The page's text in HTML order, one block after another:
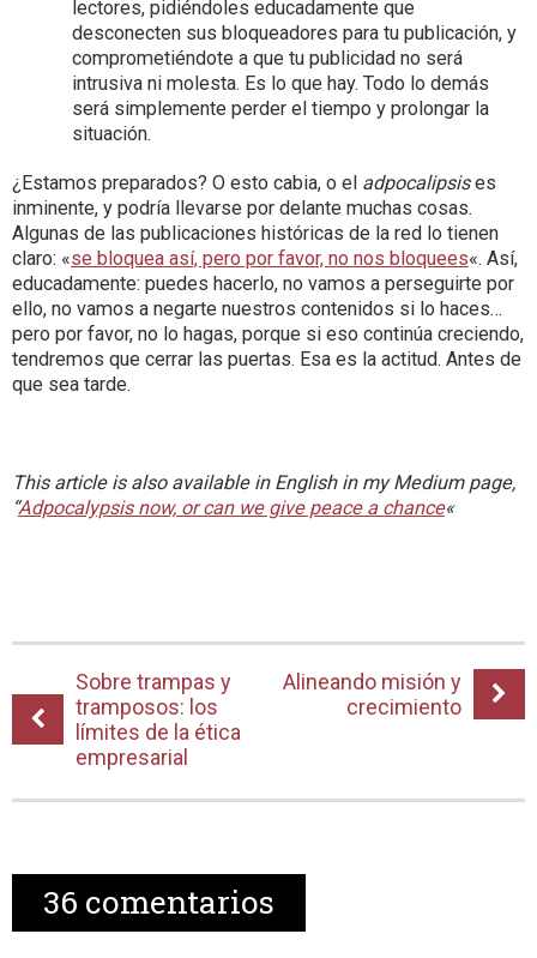
lectores, pidiéndoles educadamente que
desconecten sus bloqueadores para tu publicación, y
comprometiéndote a que tu publicidad no será
intrusiva ni molesta. Es lo que hay. Todo lo demás
será simplemente perder el tiempo y prolongar la
situación.
¿Estamos preparados? O esto cabia, o el adpocalipsises
inminente, y podría llevarse por delante muchas cosas.
Algunas de las publicaciones históricas de la red lo tienen
claro: «se bloquea así, pero por favor, no nos bloquees«. Así,
educadamente: puedes hacerlo, no vamos a perseguirte por
ello, no vamos a negarte nuestros contenidos si lo haces…
pero por favor, no lo hagas, porque si eso continúa creciendo,
tendremos que cerrar las puertas. Esa es la actitud. Antes de
que sea tarde.
This article is also available in English in my Medium page,
“Adpocalypsis now, or can we give peace a chance«
Sobre trampas y
tramposos: los
límites de la ética
empresarial
Alineando misión y
crecimiento
36 comentarios